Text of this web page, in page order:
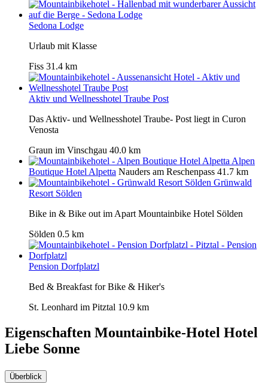
Sedona Lodge
Urlaub mit Klasse
Fiss 31.4 km
Aktiv und Wellnesshotel Traube Post
Das Aktiv- und Wellnesshotel Traube- Post liegt in Curon
Venosta
Graun im Vinschgau 40.0 km
Alpen
Boutique Hotel Alpetta Nauders am Reschenpass 41.7 km
Grünwald
Resort Sölden
Bike in & Bike out im Apart Mountainbike Hotel Sölden
Sölden 0.5 km
Pension Dorfplatzl
Bed & Breakfast for Bike & Hiker's
St. Leonhard im Pitztal 10.9 km
Eigenschaften Mountainbike-Hotel Hotel
Liebe Sonne
Überblick